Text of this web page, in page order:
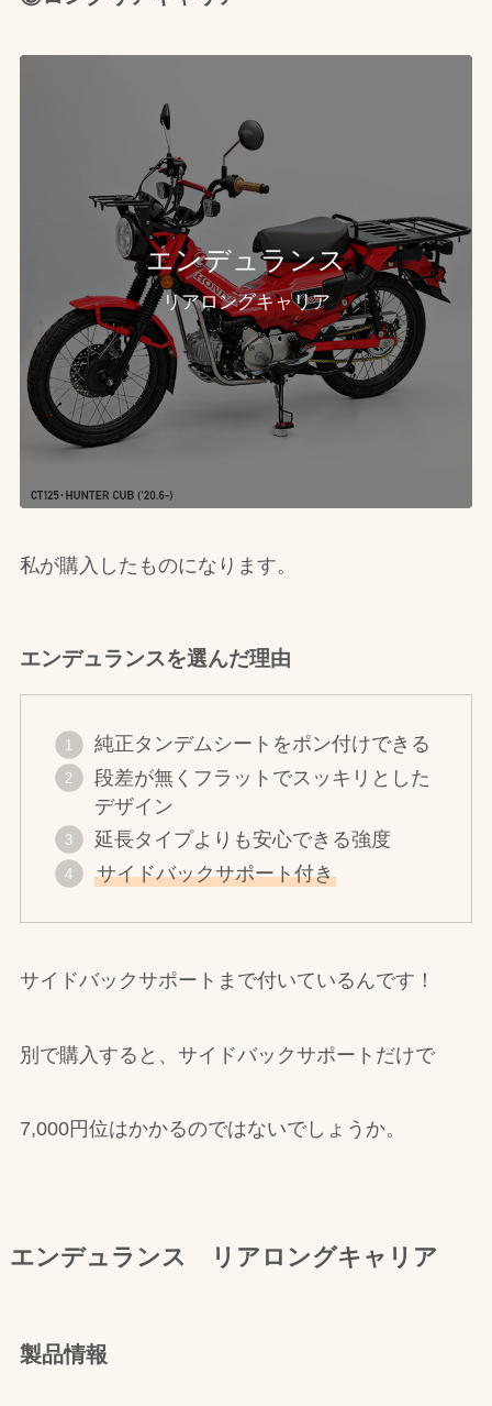
エンデュランス
リアロングキャリア
私が購入したものになります。
エンデュランスを選んだ理由
純正タンデムシートをポン付けできる
段差が無くフラットでスッキリとした
デザイン
延長タイプよりも安心できる強度
サイドバックサポート付き
サイドバックサポートまで付いているんです！
別で購入すると、サイドバックサポートだけで
7,000円位はかかるのではないでしょうか。
エンデュランス リアロングキャリア
製品情報